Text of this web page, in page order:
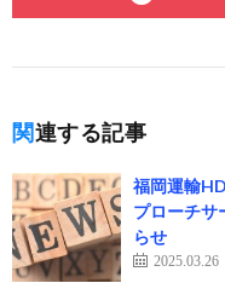
関連する記事
福岡運輸
プローチサ
らせ
2025.03.26